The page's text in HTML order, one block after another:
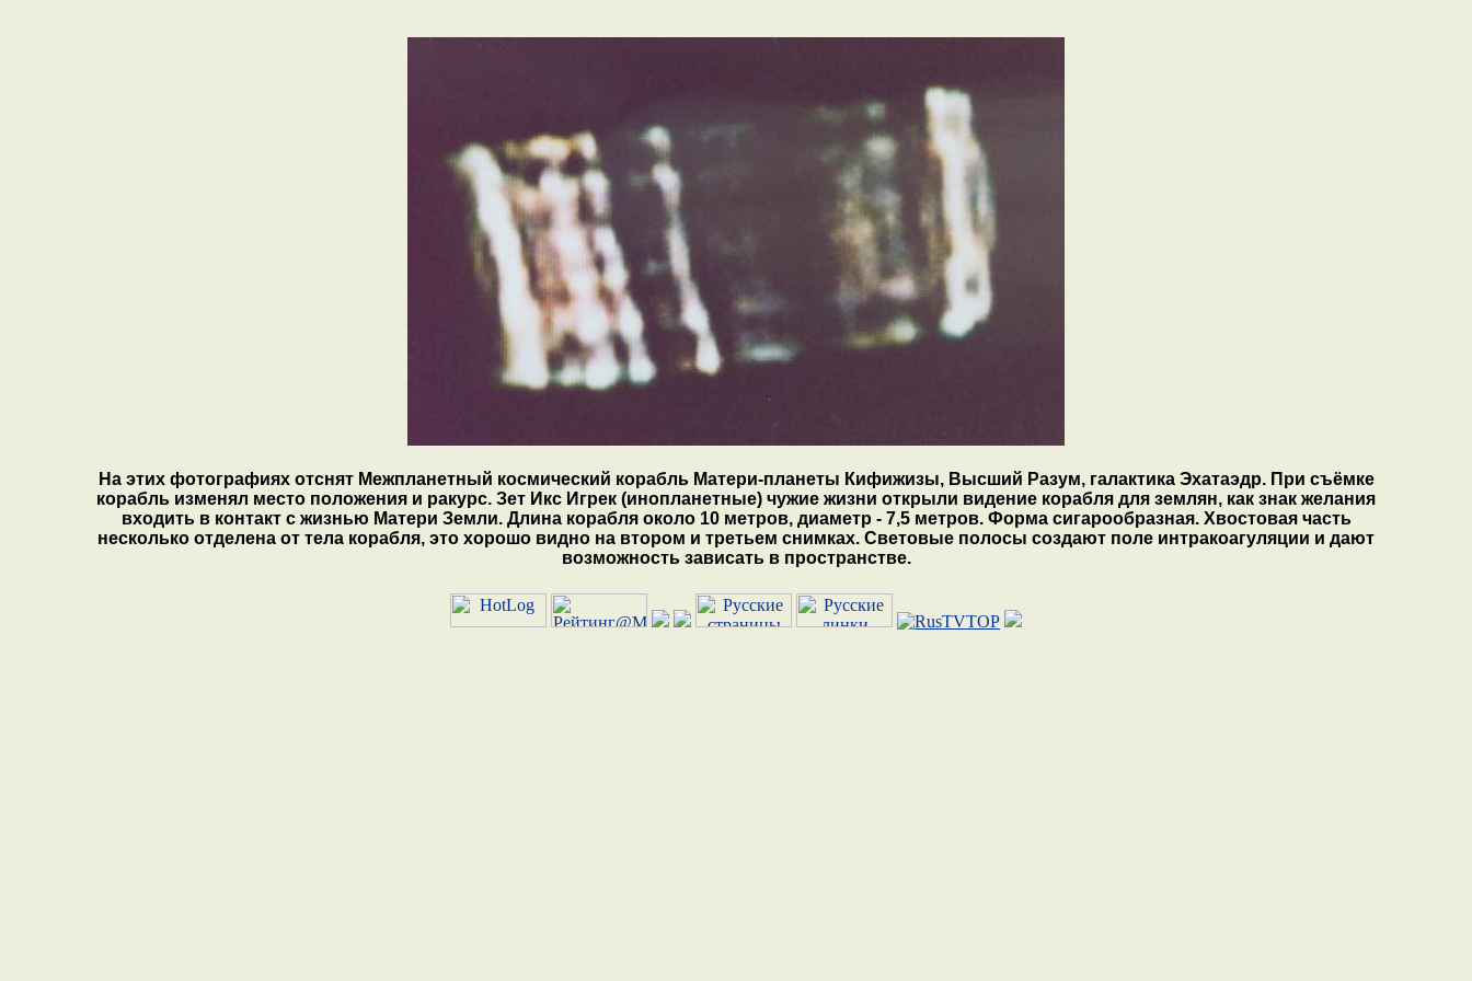
На этих фотографиях отснят Межпланетный космический корабль Матери-планеты Кифижизы, Высший Разум, галактика Эхатаэдр. При съёмке
корабль изменял место положения и ракурс. Зет Икс Игрек (инопланетные) чужие жизни открыли видение корабля для землян, как знак желания
входить в контакт с жизнью Матери Земли. Длина корабля около 10 метров, диаметр - 7,5 метров. Форма сигарообразная. Хвостовая часть
несколько отделена от тела корабля, это хорошо видно на втором и третьем снимках. Световые полосы создают поле интракоагуляции и дают
возможность зависать в пространстве.